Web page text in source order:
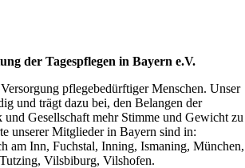
der Tagespflegen in Bayern e.V.
pflegebedürftiger Menschen. Unser
und trägt dazu bei, den Belangen der
und Gesellschaft mehr Stimme und Gewicht zu
unserer Mitglieder in Bayern sind in:
am Inn, Fuchstal, Inning, Ismaning, München,
Vilsbiburg, Vilshofen.